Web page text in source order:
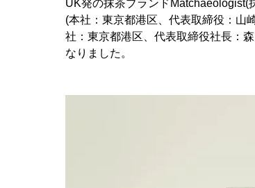
UK発の抹茶ブランド
(本社：東京都港区、代表取締役：山
社：東京都港区、代表取締役社長：
なりました。